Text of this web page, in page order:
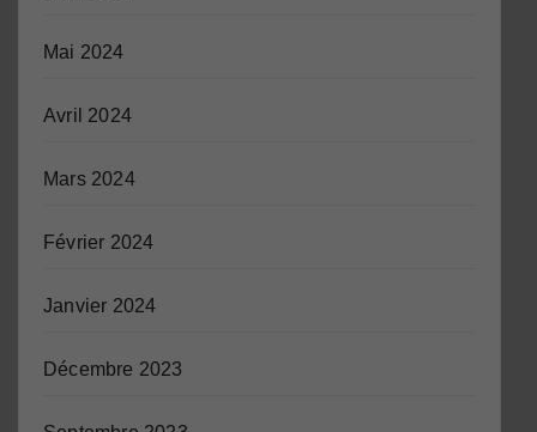
Mai 2024
Avril 2024
Mars 2024
Février 2024
Janvier 2024
Décembre 2023